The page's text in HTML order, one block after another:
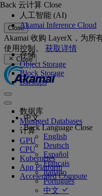
Close
Akamai 收购 LayerX，为所
使用控制。 获取详情
Close
中文
Back Language Close
English
Deutsch
Español
Français
Italiano
Português
中文
Back 云计算 Close
人工智能 (AI)
Akamai Inference Cloud
存储
Object Storage
Block Storage
Backups
数据库
Managed Databases
计算
GPU
CPU
Kubernetes
App Platform
Accelerated Compute